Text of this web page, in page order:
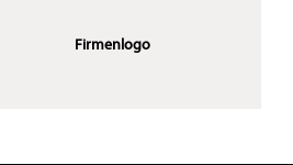
Firmenlogo